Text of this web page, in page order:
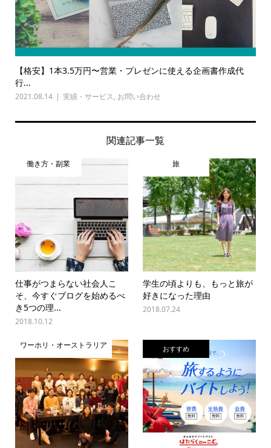
【格安】1本3.5万円〜営業・プレゼンに使える企画書作成代
行...
2021.08.14 実績・サービス, お問い合わせ
関連記事一覧
働き方・副業
仕事がつまらない社会人こ
そ、今すぐブログを始めるべ
き5つの理...
2018.10.12
旅
学生の頃よりも、もっと旅が
好きになった理由
2018.07.24
ワーホリ・オーストラリア おすすめ